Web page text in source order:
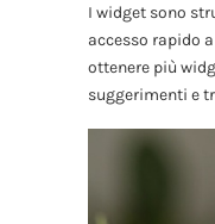
I widget sono
accesso rapido
ottenere più
suggerimenti e